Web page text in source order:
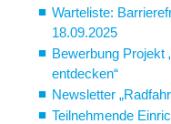
Warteliste:
18.09.2025
Bewerbung Projekt
entdecken“
Newsletter
Teilnehmende